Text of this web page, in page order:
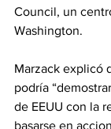
Council, un
Washington.
Marzack explicó
podría
de EEUU con la
basarse en